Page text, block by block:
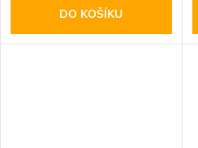
DO KOŠÍKU